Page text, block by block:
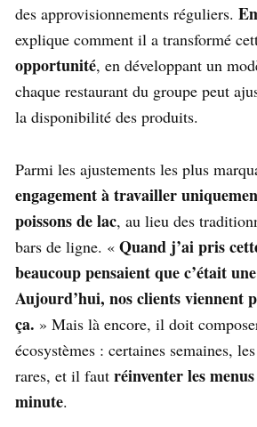
des approvisionnements réguliers.
explique comment il a transformé
opportunité, en développant un
chaque restaurant du groupe peut
la disponibilité des produits.
Parmi les ajustements les plus
engagement à travailler
poissons de lac, au lieu des
bars de ligne. « Quand j’ai pris
beaucoup pensaient que c’était
Aujourd’hui, nos clients viennent
ça. » Mais là encore, il doit
écosystèmes : certaines semaines,
rares, et il faut réinventer les
minute.